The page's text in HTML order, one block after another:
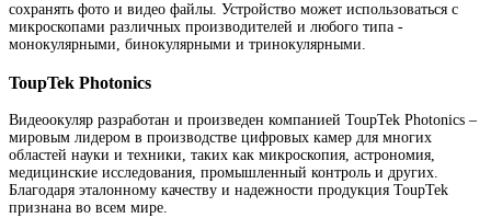
сохранять фото и видео файлы. Устройство может использоваться с
микроскопами различных производителей и любого типа -
монокулярными, бинокулярными и тринокулярными.
ToupTek Photonics
Видеоокуляр разработан и произведен компанией ToupTek Photonics –
мировым лидером в производстве цифровых камер для многих
областей науки и техники, таких как микроскопия, астрономия,
медицинские исследования, промышленный контроль и других.
Благодаря эталонному качеству и надежности продукция ToupTek
признана во всем мире.